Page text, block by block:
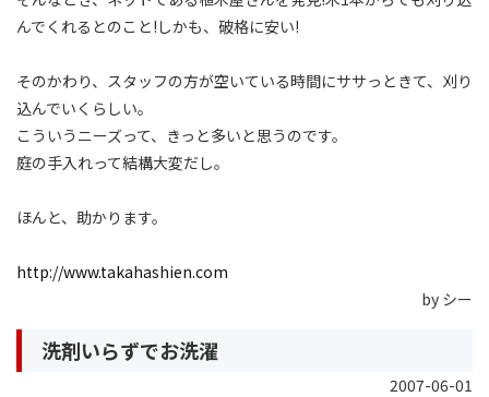
んでくれるとのこと!しかも、破格に安い!
そのかわり、スタッフの方が空いている時間にササっときて、刈り
込んでいくらしい。
こういうニーズって、きっと多いと思うのです。
庭の手入れって結構大変だし。
ほんと、助かります。
http://www.takahashien.com
by シー
洗剤いらずでお洗濯
2007-06-01